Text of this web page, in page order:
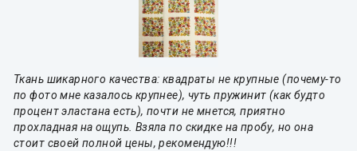
Ткань шикарного качества: квадраты не крупные (почему-то
по фото мне казалось крупнее), чуть пружинит (как будто
процент эластана есть), почти не мнется, приятно
прохладная на ощупь. Взяла по скидке на пробу, но она
стоит своей полной цены, рекомендую!!!